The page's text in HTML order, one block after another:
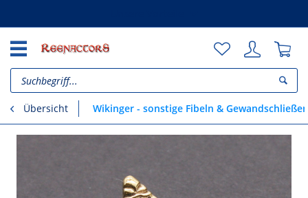
Übersicht Wikinger - sonstige Fibeln & Gewandschließen